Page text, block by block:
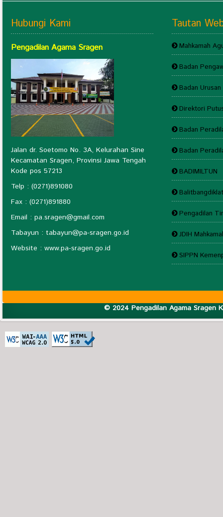
Hubungi Kami
Pengadilan Agama Sragen
Jalan dr. Soetomo No. 3A, Kelurahan Sine
Kecamatan Sragen, Provinsi Jawa Tengah
Kode pos 57213
Telp : (0271)891080
Fax : (0271)891880
Email : pa.sragen@gmail.com
Tabayun : tabayun@pa-sragen.go.id
Website : www.pa-sragen.go.id
Tautan
Mahkamah
Badan
Badan
Direktori
Badan
Badan
BADIMILTUN
Pengadilan
JDIH
SIPPN
© 2024 Pengadilan Agama Sragen